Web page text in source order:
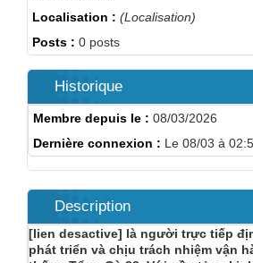
Localisation : (Localisation)
Posts : 0 posts
Historique
Membre depuis le : 08/03/2026
Dernière connexion : Le 08/03 à
Description
[lien desactive] là người trực tiếp
phát triển và chịu trách nhiệm vận